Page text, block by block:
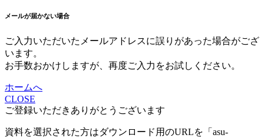
メールが届かない場合
ご入力いただいたメールアドレスに誤りがあった場合がござ
います。
お手数おかけしますが、再度ご入力をお試しください。
ホームへ
CLOSE
ご登録いただきありがとうございます
資料を選択された方はダウンロード用のURLを「asu-